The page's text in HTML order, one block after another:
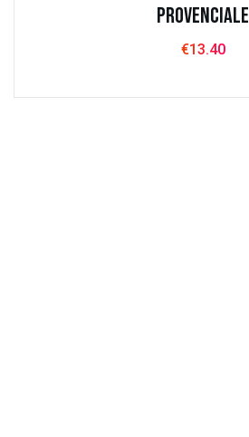
Provenciale
€13.40